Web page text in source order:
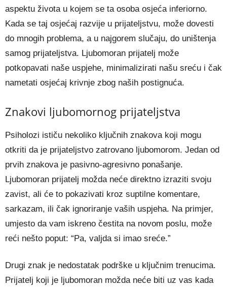
aspektu života u kojem se ta osoba osjeća inferiorno.
Kada se taj osjećaj razvije u prijateljstvu, može dovesti
do mnogih problema, a u najgorem slučaju, do uništenja
samog prijateljstva. Ljubomoran prijatelj može
potkopavati naše uspjehe, minimalizirati našu sreću i čak
nametati osjećaj krivnje zbog naših postignuća.
Znakovi ljubomornog prijateljstva
Psiholozi ističu nekoliko ključnih znakova koji mogu
otkriti da je prijateljstvo zatrovano ljubomorom. Jedan od
prvih znakova je pasivno-agresivno ponašanje.
Ljubomoran prijatelj možda neće direktno izraziti svoju
zavist, ali će to pokazivati kroz suptilne komentare,
sarkazam, ili čak ignoriranje vaših uspjeha. Na primjer,
umjesto da vam iskreno čestita na novom poslu, može
reći nešto poput: “Pa, valjda si imao sreće.”
Drugi znak je nedostatak podrške u ključnim trenucima.
Prijatelj koji je ljubomoran možda neće biti uz vas kada